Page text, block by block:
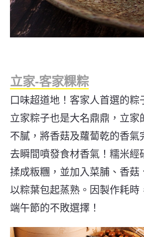
立家-客家粿粽
口味超道地！客家人首選的粽
立家粽子也是大名鼎鼎，立家
不膩，將香菇及蘿蔔乾的香氣
去瞬間噴發食材香氣！糯米經
揉成粄糰，並加入菜脯、香菇
以粽葉包起蒸熟。因製作耗時
端午節的不敗選擇！